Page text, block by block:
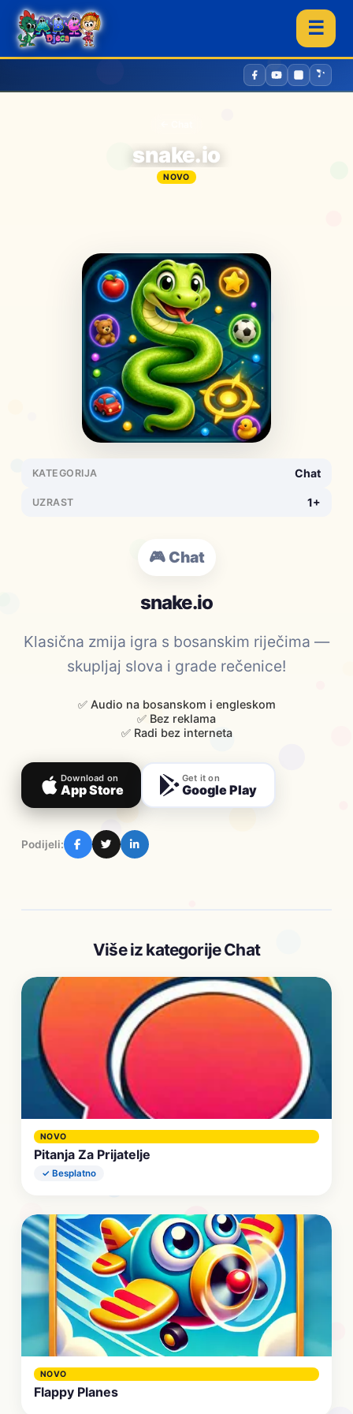
☰
snake.io
NOVO
KATEGORIJA Chat
UZRAST 1+
🎮 Chat
snake.io
Klasična zmija igra s bosanskim riječima —
skupljaj slova i grade rečenice!
✅ Audio na bosanskom i engleskom
✅ Bez reklama
✅ Radi bez interneta
Download on
App Store
Get it on
Google Play
Podijeli:
Više iz kategorije Chat
NOVO
Pitanja Za Prijatelje
✓ Besplatno
NOVO
Flappy Planes